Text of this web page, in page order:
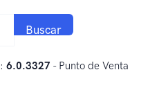
Buscar
: 6.0.3327 - Punto de Venta